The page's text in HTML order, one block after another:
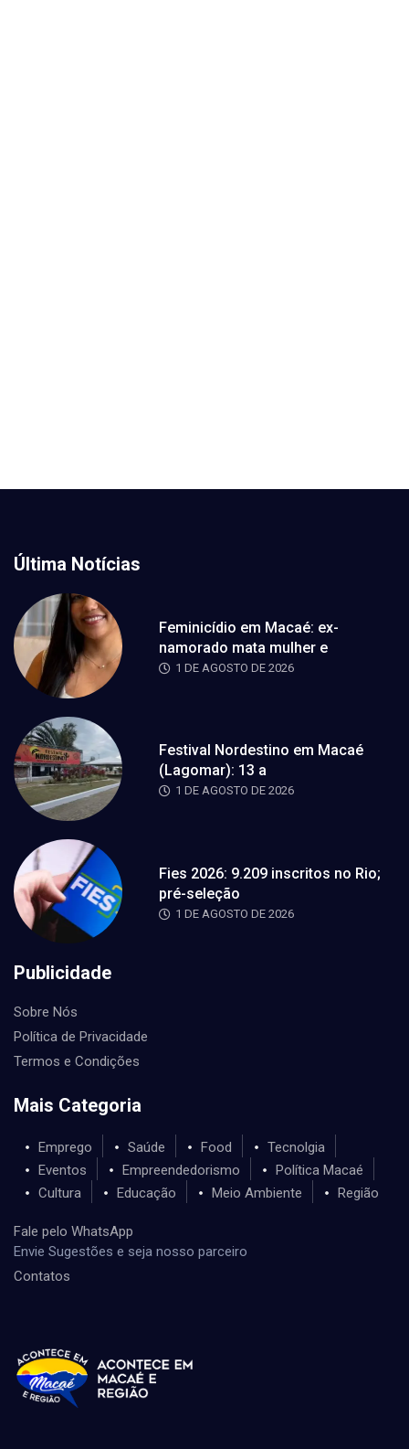
Última Notícias
Feminicídio em Macaé: ex-
namorado mata mulher e
1 DE AGOSTO DE 2026
Festival Nordestino em Macaé
(Lagomar): 13 a
1 DE AGOSTO DE 2026
Fies 2026: 9.209 inscritos no Rio;
pré-seleção
1 DE AGOSTO DE 2026
Publicidade
Sobre Nós
Política de Privacidade
Termos e Condições
Mais Categoria
Emprego Saúde Food
Tecnolgia
Eventos
Empreendedorismo
Política Macaé
Cultura
Educação Meio Ambiente Região
Fale pelo WhatsApp
Envie Sugestões e seja nosso parceiro
Contatos